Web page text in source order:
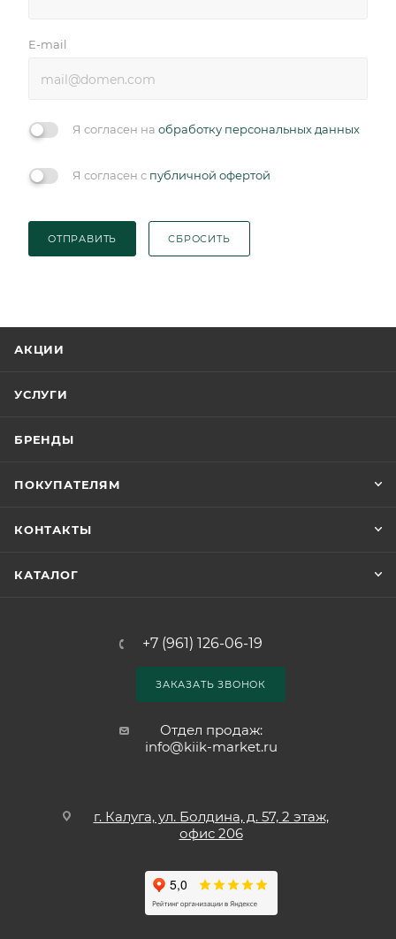
E-mail
Я согласен на обработку персональных данных
Я согласен с публичной офертой
ОТПРАВИТЬ СБРОСИТЬ
АКЦИИ
УСЛУГИ
БРЕНДЫ
ПОКУПАТЕЛЯМ
КОНТАКТЫ
КАТАЛОГ
+7 (961) 126-06-19
ЗАКАЗАТЬ ЗВОНОК
Отдел продаж:
info@kiik-market.ru
г. Калуга, ул. Болдина, д. 57, 2 этаж,
офис 206